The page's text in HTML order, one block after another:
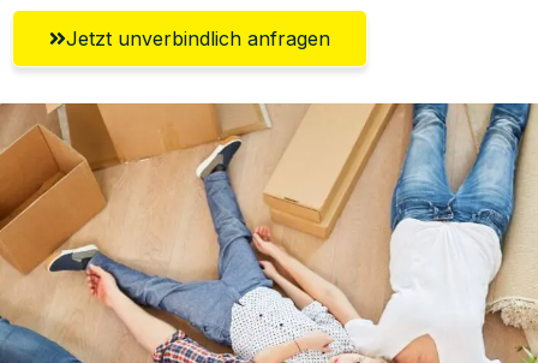
Jetzt unverbindlich anfragen